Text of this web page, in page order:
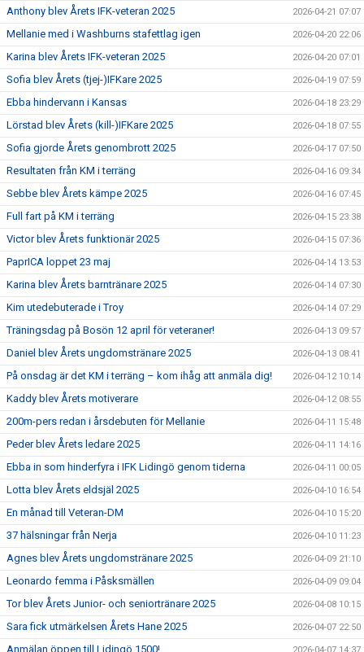
Anthony blev Årets IFK-veteran 2025 2026-04-21 07:07
Mellanie med i Washburns stafettlag igen 2026-04-20 22:06
Karina blev Årets IFK-veteran 2025 2026-04-20 07:01
Sofia blev Årets (tjej-)IFKare 2025 2026-04-19 07:59
Ebba hindervann i Kansas 2026-04-18 23:29
Lörstad blev Årets (kill-)IFKare 2025 2026-04-18 07:55
Sofia gjorde Årets genombrott 2025 2026-04-17 07:50
Resultaten från KM i terräng 2026-04-16 09:34
Sebbe blev Årets kämpe 2025 2026-04-16 07:45
Full fart på KM i terräng 2026-04-15 23:38
Victor blev Årets funktionär 2025 2026-04-15 07:36
PaprICA loppet 23 maj 2026-04-14 13:53
Karina blev Årets barntränare 2025 2026-04-14 07:30
Kim utedebuterade i Troy 2026-04-14 07:29
Träningsdag på Bosön 12 april för veteraner! 2026-04-13 09:57
Daniel blev Årets ungdomstränare 2025 2026-04-13 08:41
På onsdag är det KM i terräng – kom ihåg att anmäla dig! 2026-04-12 10:14
Kaddy blev Årets motiverare 2026-04-12 08:55
200m-pers redan i årsdebuten för Mellanie 2026-04-11 15:48
Peder blev Årets ledare 2025 2026-04-11 14:16
Ebba in som hinderfyra i IFK Lidingö genom tiderna 2026-04-11 00:05
Lotta blev Årets eldsjäl 2025 2026-04-10 16:54
En månad till Veteran-DM 2026-04-10 15:20
37 hälsningar från Nerja 2026-04-10 11:23
Agnes blev Årets ungdomstränare 2025 2026-04-09 21:10
Leonardo femma i Påsksmällen 2026-04-09 09:04
Tor blev Årets Junior- och seniortränare 2025 2026-04-08 10:15
Sara fick utmärkelsen Årets Hane 2025 2026-04-07 22:50
Anmälan öppen till Lidingö 1500!